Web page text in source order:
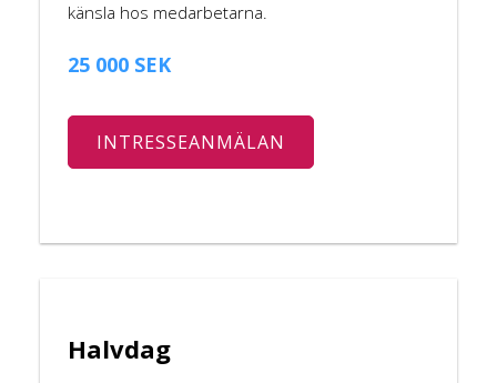
känsla hos medarbetarna.
25 000 SEK
INTRESSEANMÄLAN
Halvdag